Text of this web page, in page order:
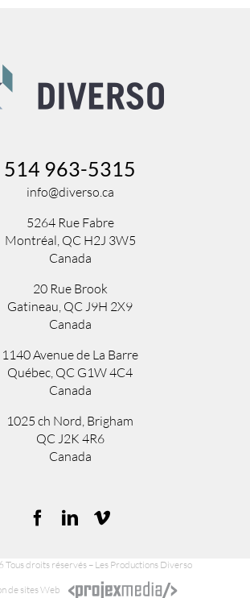
514 963-5315
info@diverso.ca
5264 Rue Fabre
Montréal, QC H2J 3W5
Canada
20 Rue Brook
Gatineau, QC J9H 2X9
Canada
1140 Avenue de La Barre
Québec, QC G1W 4C4
Canada
1025 ch Nord, Brigham
QCJ2K 4R6
Canada
droits réservés – Les Productions Diverso
de sites Web